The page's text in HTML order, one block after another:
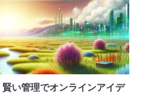
い管理でオンラインアイデ